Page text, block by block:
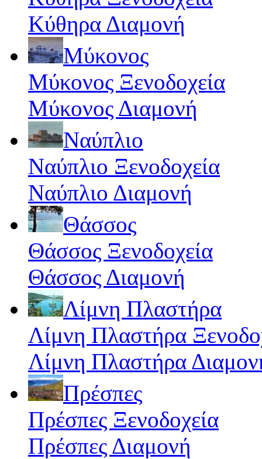
Κύθηρα Διαμονή
Μύκονος
Μύκονος Ξενοδοχεία
Μύκονος Διαμονή
Ναύπλιο
Ναύπλιο Ξενοδοχεία
Ναύπλιο Διαμονή
Θάσσος
Θάσσος Ξενοδοχεία
Θάσσος Διαμονή
Λίμνη Πλαστήρα
Λίμνη Πλαστήρα
Λίμνη Πλαστήρα
Πρέσπες
Πρέσπες Ξενοδοχεία
Πρέσπες Διαμονή